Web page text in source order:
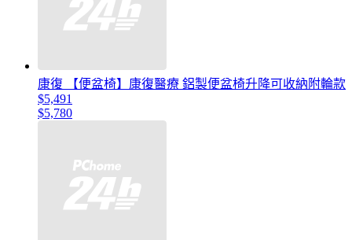
康復 【便盆椅】康復醫療 鋁製便盆椅升降可收納附輪款
$5,491
$5,780